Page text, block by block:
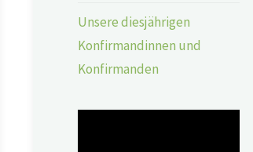
Unsere diesjährigen
Konfirmandinnen und
Konfirmanden